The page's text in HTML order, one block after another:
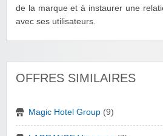
de la marque et à instaurer une
avec ses utilisateurs.
OFFRES SIMILAIRES
Magic Hotel Group (9)